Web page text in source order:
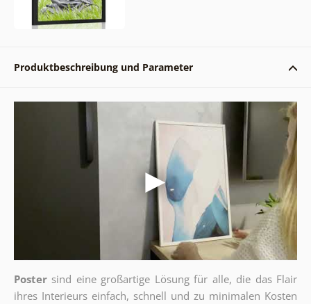
Produktbeschreibung und Parameter
Poster sind eine großartige Lösung für alle, die das Flair
ihres Interieurs einfach, schnell und zu minimalen Kosten